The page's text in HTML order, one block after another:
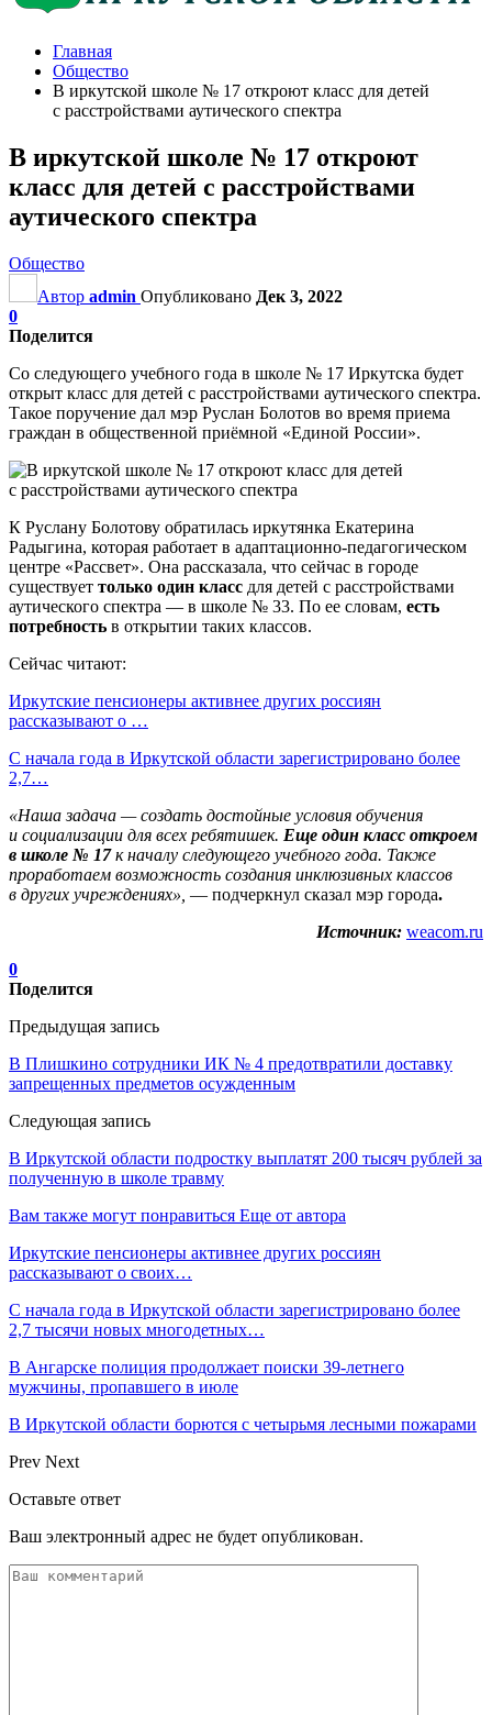
Главная
Общество
В иркутской школе № 17 откроют класс для детей
с расстройствами аутического спектра
В иркутской школе № 17 откроют
класс для детей с расстройствами
аутического спектра
Общество
Автор admin Опубликовано Дек 3, 2022
0
Поделится
Со следующего учебного года в школе № 17 Иркутска будет
открыт класс для детей с расстройствами аутического спектра.
Такое поручение дал мэр Руслан Болотов во время приема
граждан в общественной приёмной «Единой России».
К Руслану Болотову обратилась иркутянка Екатерина
Радыгина, которая работает в адаптационно-педагогическом
центре «Рассвет». Она рассказала, что сейчас в городе
существует только один класс для детей с расстройствами
аутического спектра — в школе № 33. По ее словам, есть
потребность в открытии таких классов.
Сейчас читают:
Иркутские пенсионеры активнее других россиян
рассказывают о …
С начала года в Иркутской области зарегистрировано более
2,7…
«Наша задача — создать достойные условия обучения
и социализации для всех ребятишек. Еще один класс откроем
в школе № 17к началу следующего учебного года. Также
проработаем возможность создания инклюзивных классов
в других учреждениях», — подчеркнул сказал мэр города.
Источник: weacom.ru
0
Поделится
Предыдущая запись
В Плишкино сотрудники ИК № 4 предотвратили доставку
запрещенных предметов осужденным
Следующая запись
В Иркутской области подростку выплатят 200 тысяч рублей за
полученную в школе травму
Вам также могут понравиться Еще от автора
Иркутские пенсионеры активнее других россиян
рассказывают о своих…
С начала года в Иркутской области зарегистрировано более
2,7 тысячи новых многодетных…
В Ангарске полиция продолжает поиски 39-летнего
мужчины, пропавшего в июле
В Иркутской области борются с четырьмя лесными пожарами
Prev Next
Оставьте ответ
Ваш электронный адрес не будет опубликован.